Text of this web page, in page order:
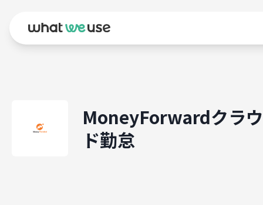
MoneyForwardクラウ
ド勤怠